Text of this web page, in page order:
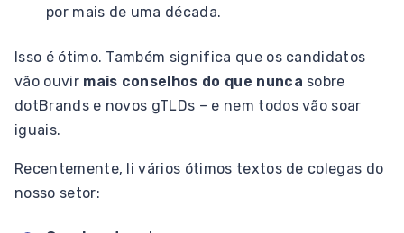
por mais de uma década.
Isso é ótimo. Também significa que os candidatos
vão ouvir mais conselhos do que nunca sobre
dotBrands e novos gTLDs – e nem todos vão soar
iguais.
Recentemente, li vários ótimos textos de colegas do
nosso setor: